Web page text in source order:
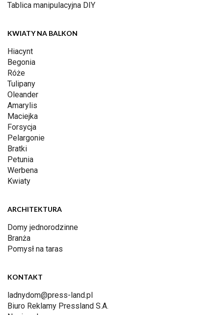
Tablica manipulacyjna DIY
KWIATY NA BALKON
Hiacynt
Begonia
Róże
Tulipany
Oleander
Amarylis
Maciejka
Forsycja
Pelargonie
Bratki
Petunia
Werbena
Kwiaty
ARCHITEKTURA
Domy jednorodzinne
Branża
Pomysł na taras
KONTAKT
ladnydom@press-land.pl
Biuro Reklamy Pressland S.A.